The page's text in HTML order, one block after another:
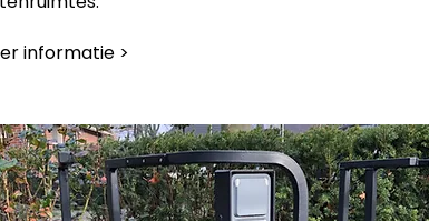
informatie >